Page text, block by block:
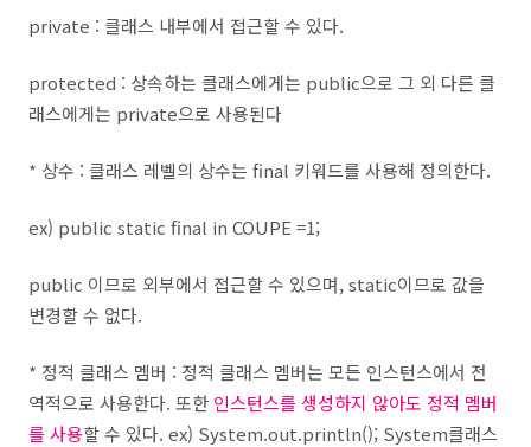
private : 클래스 내부에서 접근할 수 있다.
protected : 상속하는 클래스에게는 public으로 그 외 다른 클
래스에게는 private으로 사용된다
* 상수 : 클래스 레벨의 상수는 final 키워드를 사용해 정의한다.
ex) public static final in COUPE =1;
public 이므로 외부에서 접근할 수 있으며, static이므로 값을
변경할 수 없다.
* 정적 클래스 멤버 : 정적 클래스 멤버는 모든 인스턴스에서 전
역적으로 사용한다. 또한 인스턴스를 생성하지 않아도 정적 멤버
를 사용할 수 있다. ex) System.out.println(); System클래스